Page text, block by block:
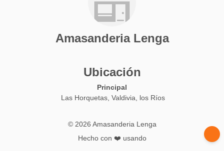
Amasanderia Lenga
Ubicación
Principal
Las Horquetas, Valdivia, los Ríos
© 2026 Amasanderia Lenga
Hecho con ❤️ usando